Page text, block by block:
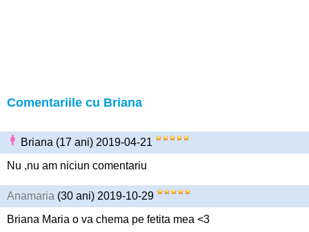
Comentariile cu Briana
Briana (17 ani) 2019-04-21
Nu ,nu am niciun comentariu
Anamaria (30 ani) 2019-10-29
Briana Maria o va chema pe fetita mea <3